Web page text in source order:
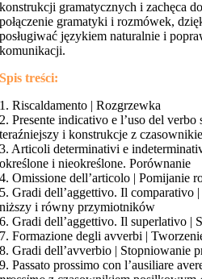
konstrukcji gramatycznych i zachęca
połączenie gramatyki i rozmówek,
posługiwać językiem naturalnie i
komunikacji.
Spis treści:
1. Riscaldamento | Rozgrzewka
2. Presente indicativo e l’uso del verbo
teraźniejszy i konstrukcje z
3. Articoli determinativi e
określone i nieokreślone. Porównanie
4. Omissione dell’articolo | Pomijanie
5. Gradi dell’aggettivo. Il comparativo
niższy i równy przymiotników
6. Gradi dell’aggettivo. Il superlativo |
7. Formazione degli avverbi |
8. Gradi dell’avverbio | Stopniowanie
9. Passato prossimo con l’ausiliare